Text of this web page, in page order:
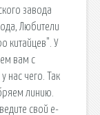
завода
Любители
китайцев". У
вам с
нас чего. Так
линию.
свой e-